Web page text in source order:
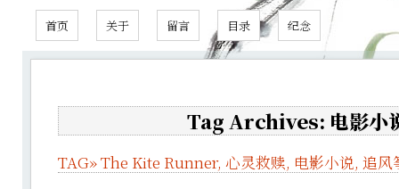
首页 关于 留言 目录 纪念
Tag Archives: 电影小
TAG»The Kite Runner, 心灵救赎, 电影小说, 追风